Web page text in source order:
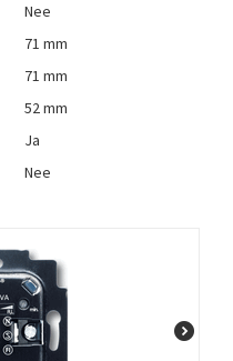
Nee
71 mm
71 mm
52 mm
Ja
Nee